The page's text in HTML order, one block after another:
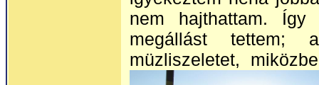
nem hajthattam.
megállást tettem;
müzliszeletet,